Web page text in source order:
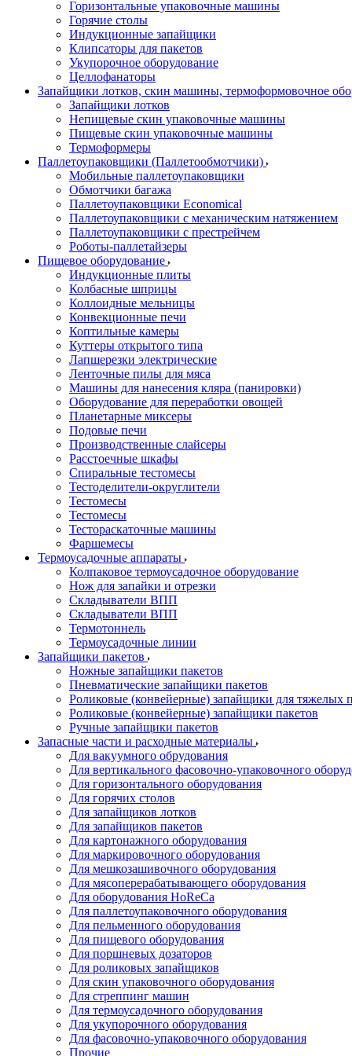
Горизонтальные упаковочные машины
Горячие столы
Индукционные запайщики
Клипсаторы для пакетов
Укупорочное оборудование
Целлофанаторы
Запайщики лотков, скин машины, термоформовочное
Запайщики лотков
Непищевые скин упаковочные машины
Пищевые скин упаковочные машины
Термоформеры
Паллетоупаковщики (Паллетообмотчики)
Мобильные паллетоупаковщики
Обмотчики багажа
Паллетоупаковщики Economical
Паллетоупаковщики с механическим натяжением
Паллетоупаковщики с престрейчем
Роботы-паллетайзеры
Пищевое оборудование
Индукционные плиты
Колбасные шприцы
Коллоидные мельницы
Конвекционные печи
Коптильные камеры
Куттеры открытого типа
Лапшерезки электрические
Ленточные пилы для мяса
Машины для нанесения кляра (панировки)
Оборудование для переработки овощей
Планетарные миксеры
Подовые печи
Производственные слайсеры
Расстоечные шкафы
Спиральные тестомесы
Тестоделители-округлители
Тестомесы
Тестомесы
Тестораскаточные машины
Фаршемесы
Термоусадочные аппараты
Колпаковое термоусадочное оборудование
Нож для запайки и отрезки
Складыватели ВПП
Складыватели ВПП
Термотоннель
Термоусадочные линии
Запайщики пакетов
Ножные запайщики пакетов
Пневматические запайщики пакетов
Роликовые (конвейерные) запайщики для тяжелых
Роликовые (конвейерные) запайщики пакетов
Ручные запайщики пакетов
Запасные части и расходные материалы
Для вакуумного обрудования
Для вертикального фасовочно-упаковочного
Для горизонтального оборудования
Для горячих столов
Для запайщиков лотков
Для запайщиков пакетов
Для картонажного оборудования
Для маркировочного оборудования
Для мешкозашивочного оборудования
Для мясоперерабатывающего оборудования
Для оборудования HoReCa
Для паллетоупаковочного оборудования
Для пельменного оборудования
Для пищевого оборудования
Для поршневых дозаторов
Для роликовых запайщиков
Для скин упаковочного оборудования
Для стреппинг машин
Для термоусадочного оборудования
Для укупорочного оборудования
Для фасовочно-упаковочного оборудования
Прочие